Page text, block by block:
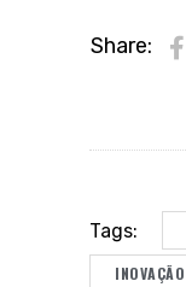
Share:
Tags:
INOVAÇÃO